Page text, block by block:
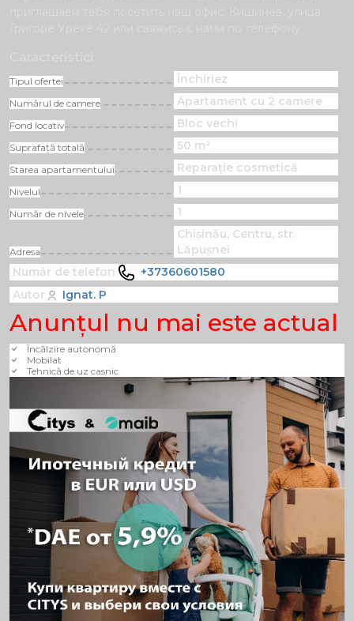
Tipul ofertei Închiriez
Numărul de camere Apartament cu 2 camere
Fond locativ Bloc vechi
Suprafață totală 50 m²
Starea apartamentului Reparație cosmetică
Nivelul 1
Număr de nivele 1
Adresa
Chișinău, Centru, str.
Lăpușnei
Număr de telefon
+37360601580
Autor
Ignat. P
Anunţul nu mai este actual
Încălzire autonomă
Mobilat
Tehnică de uz casnic